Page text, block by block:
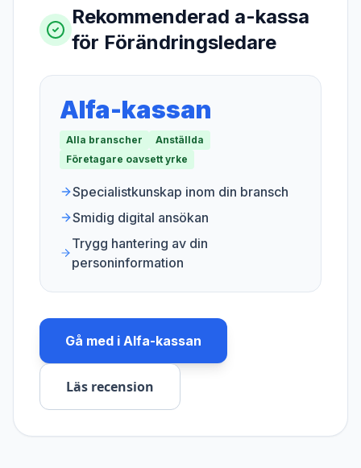
Rekommenderad a-kassa
för Förändringsledare
Alfa-kassan
Alla branscher
Anställda
Företagare oavsett yrke
Specialistkunskap inom din bransch
Smidig digital ansökan
Trygg hantering av din
personinformation
Gå med i Alfa-kassan
Läs recension